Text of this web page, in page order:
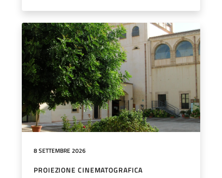
8 SETTEMBRE 2026
PROIEZIONE CINEMATOGRAFICA